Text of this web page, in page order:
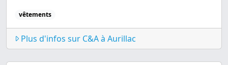
vêtements
Plus d'infos sur C&A à Aurillac